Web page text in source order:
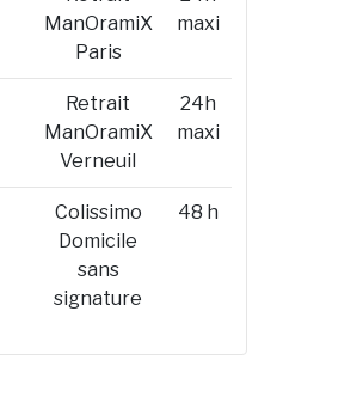
ManOramiX
Paris
maxi
Retrait
ManOramiX
Verneuil
24h
maxi
Colissimo
Domicile
sans
signature
48 h